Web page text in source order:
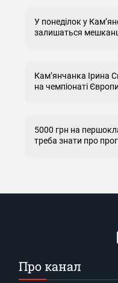
У понеділок у
залишаться
Кам’янчанка Ірина
на чемпіонаті
5000 грн на
треба знати про
Про канал